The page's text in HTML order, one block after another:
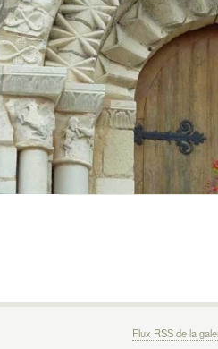
Flux RSS de la